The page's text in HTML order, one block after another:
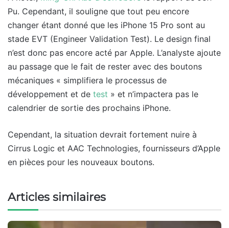
Pu. Cependant, il souligne que tout peu encore
changer étant donné que les iPhone 15 Pro sont au
stade EVT (Engineer Validation Test). Le design final
n’est donc pas encore acté par Apple. L’analyste ajoute
au passage que le fait de rester avec des boutons
mécaniques « simplifiera le processus de
développement et de test » et n’impactera pas le
calendrier de sortie des prochains iPhone.
Cependant, la situation devrait fortement nuire à
Cirrus Logic et AAC Technologies, fournisseurs d’Apple
en pièces pour les nouveaux boutons.
Articles similaires